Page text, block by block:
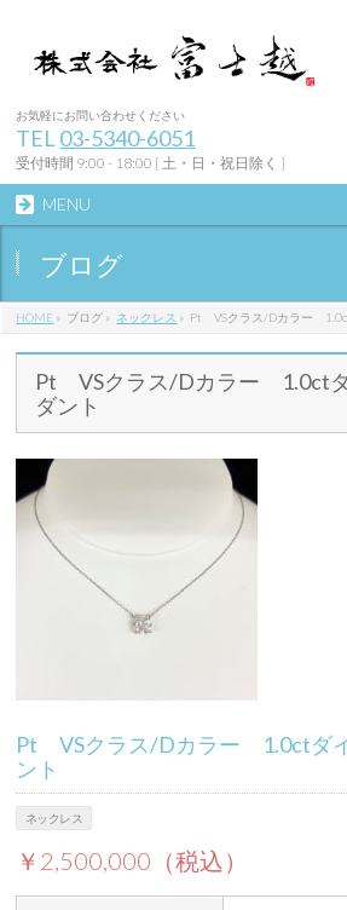
お気軽にお問い合わせください
TEL 03-5340-6051
受付時間 9:00 - 18:00 [ 土・日・祝日除く ]
MENU
ブログ
HOME » ブログ » ネックレス » Pt VSクラス/Dカラー
Pt VSクラス/Dカラー 1.0ct
ダント
Pt VSクラス/Dカラー 1.0ctダ
ント
ネックレス
￥2,500,000（税込）